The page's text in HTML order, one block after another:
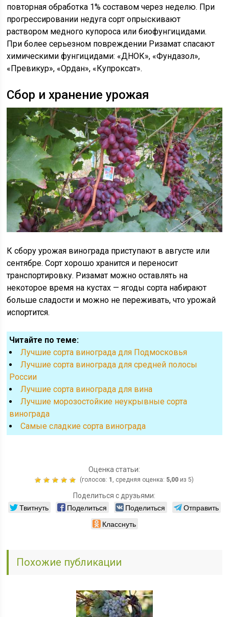
повторная обработка 1% составом через неделю. При
прогрессировании недуга сорт опрыскивают
раствором медного купороса или биофунгицидами.
При более серьезном повреждении Ризамат спасают
химическими фунгицидами: «ДНОК», «Фундазол»,
«Превикур», «Ордан», «Купроксат».
Сбор и хранение урожая
К сбору урожая винограда приступают в августе или
сентябре. Сорт хорошо хранится и переносит
транспортировку. Ризамат можно оставлять на
некоторое время на кустах — ягоды сорта набирают
больше сладости и можно не переживать, что урожай
испортится.
Читайте по теме:
Лучшие сорта винограда для Подмосковья
Лучшие сорта винограда для средней полосы
России
Лучшие сорта винограда для вина
Лучшие морозостойкие неукрывные сорта
винограда
Cамые сладкие сорта винограда
Оценка статьи:
(голосов: 1 , средняя оценка: 5,00 из 5)
Поделиться с друзьями:
Твитнуть Поделиться Поделиться
Отправить
Класснуть
Похожие публикации